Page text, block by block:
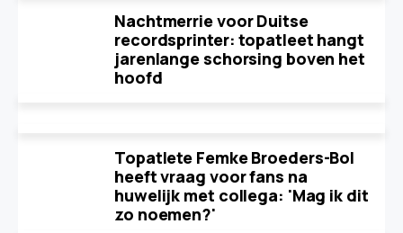
Nachtmerrie voor Duitse
recordsprinter: topatleet hangt
jarenlange schorsing boven het
hoofd
Topatlete Femke Broeders-Bol
heeft vraag voor fans na
huwelijk met collega: 'Mag ik dit
zo noemen?'